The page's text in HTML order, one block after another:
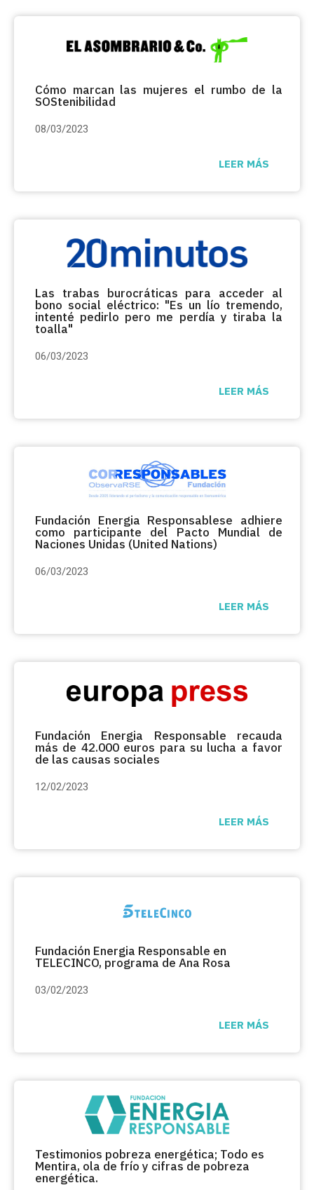
Cómo marcan las mujeres el rumbo de la
SOStenibilidad
08/03/2023
LEER MÁS
Las trabas burocráticas para acceder al
bono social eléctrico: "Es un lío tremendo,
intenté pedirlo pero me perdía y tiraba la
toalla"
06/03/2023
LEER MÁS
Fundación Energia Responsablese adhiere
como participante del Pacto Mundial de
Naciones Unidas (United Nations)
06/03/2023
LEER MÁS
Fundación Energia Responsable recauda
más de 42.000 euros para su lucha a favor
de las causas sociales
12/02/2023
LEER MÁS
Fundación Energia Responsable en
TELECINCO, programa de Ana Rosa
03/02/2023
LEER MÁS
Testimonios pobreza energética; Todo es
Mentira, ola de frío y cifras de pobreza
energética.